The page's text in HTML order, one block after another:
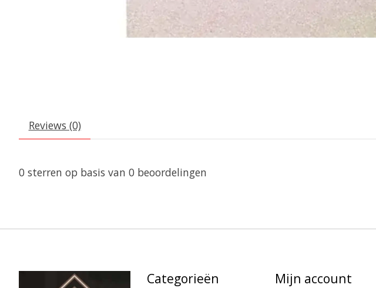
Reviews (0)
0 sterren op basis van 0 beoordelingen
Categorieën Mijn account